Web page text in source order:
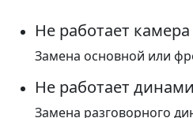
Не работает камера
Замена основной или
Не работает
Замена разговорного